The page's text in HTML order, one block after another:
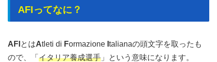
AFIってなに？
AFI とはAtleti di Formazione talianaの頭文字を取ったも
ので、「 イタリア養成選手 」という意味になります。